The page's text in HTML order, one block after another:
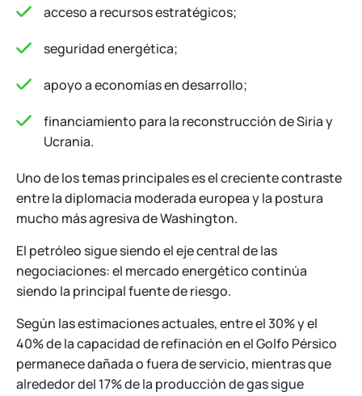
acceso a recursos estratégicos;
seguridad energética;
apoyo a economías en desarrollo;
financiamiento para la reconstrucción de Siria y
Ucrania.
Uno de los temas principales es el creciente contraste
entre la diplomacia moderada europea y la postura
mucho más agresiva de Washington.
El petróleo sigue siendo el eje central de las
negociaciones: el mercado energético continúa
siendo la principal fuente de riesgo.
Según las estimaciones actuales, entre el 30% y el
40% de la capacidad de refinación en el Golfo Pérsico
permanece dañada o fuera de servicio, mientras que
alrededor del 17% de la producción de gas sigue